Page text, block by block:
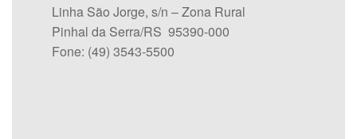
Linha São Jorge, s/n – Zona Rural
Pinhal da Serra/RS 95390-000
Fone: (49) 3543-5500